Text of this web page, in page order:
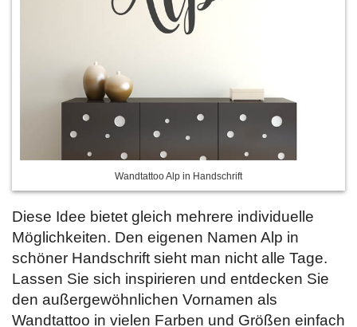
Wandtattoo Alp in Handschrift
Diese Idee bietet gleich mehrere individuelle
Möglichkeiten. Den eigenen Namen Alp in
schöner Handschrift sieht man nicht alle Tage.
Lassen Sie sich inspirieren und entdecken Sie
den außergewöhnlichen Vornamen als
Wandtattoo in vielen Farben und Größen einfach